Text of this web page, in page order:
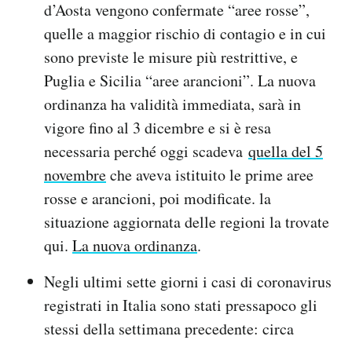
d’Aosta vengono confermate “aree rosse”,
quelle a maggior rischio di contagio e in cui
sono previste le misure più restrittive, e
Puglia e Sicilia “aree arancioni”. La nuova
ordinanza ha validità immediata, sarà in
vigore fino al 3 dicembre e si è resa
necessaria perché oggi scadeva quella del 5
novembreche aveva istituito le prime aree
rosse e arancioni, poi modificate. la
situazione aggiornata delle regioni la trovate
qui. La nuova ordinanza.
Negli ultimi sette giorni i casi di coronavirus
registrati in Italia sono stati pressapoco gli
stessi della settimana precedente: circa